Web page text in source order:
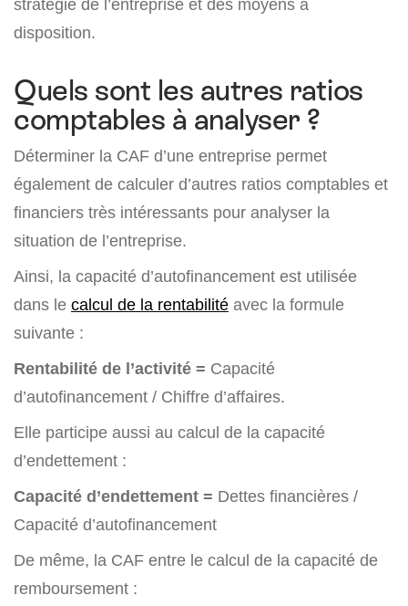
stratégie de l’entreprise et des moyens à
disposition.
Quels sont les autres ratios
comptables à analyser ?
Déterminer la CAF d’une entreprise permet
également de calculer d’autres ratios comptables et
financiers très intéressants pour analyser la
situation de l’entreprise.
Ainsi, la capacité d’autofinancement est utilisée
dans le calcul de la rentabilité avec la formule
suivante :
Rentabilité de l’activité = Capacité
d’autofinancement / Chiffre d’affaires.
Elle participe aussi au calcul de la capacité
d’endettement :
Capacité d’endettement = Dettes financières /
Capacité d’autofinancement
De même, la CAF entre le calcul de la capacité de
remboursement :